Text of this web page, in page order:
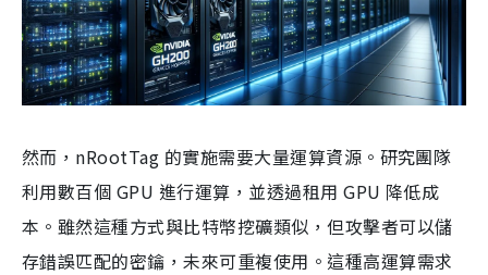
然而，nRootTag 的實施需要大量運算資源。研究團隊
利用數百個 GPU 進行運算，並透過租用 GPU 降低成
本。雖然這種方式與比特幣挖礦類似，但攻擊者可以儲
存錯誤匹配的密鑰，未來可重複使用。這種高運算需求